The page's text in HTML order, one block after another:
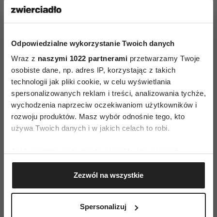
Odpowiedzialne wykorzystanie Twoich danych
Wraz z naszymi 1022 partnerami przetwarzamy Twoje
osobiste dane, np. adres IP, korzystając z takich
technologii jak pliki cookie, w celu wyświetlania
spersonalizowanych reklam i treści, analizowania tychże,
wychodzenia naprzeciw oczekiwaniom użytkowników i
rozwoju produktów. Masz wybór odnośnie tego, kto
używa Twoich danych i w jakich celach to robi.
Gromadzić dane dotyczące Twojej lokalizacji
geograficznej z dokładnością nawet do kilku metrów
Identyfikować Twoje urządzenie, aktywnie
(fingerprinting, czyli wirtualny odcisk palca)
Zezwól na wszystkie
Spersonalizuj
Zwyczajnie wszystkim się to opłaca (policzono,
będą mobilne). U Skandynawów to możliwe, bo
mają wysokie zaufanie do instytucji
państwowych – w Polsce odwrotnie: badania
wykazują, że jesteśmy najmniej ufnym narodem
w Europie.
Płacę, jak chcę
i choć wciąż jesteśmy dość sceptyczni – jak
własnych finansów – to specjaliści przewidują, że
do 2020 roku częściej będziemy płacić telefonem